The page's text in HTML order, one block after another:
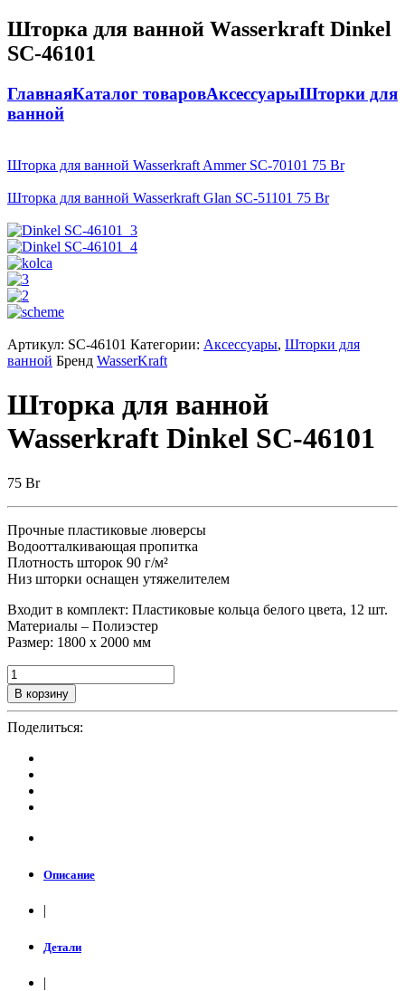
Шторка для ванной Wasserkraft Dinkel
SC-46101
ГлавнаяКаталог товаровАксессуарыШторки для
ванной
Шторка для ванной Wasserkraft Ammer SC-70101 75 Br
Шторка для ванной Wasserkraft Glan SC-51101 75 Br
Артикул: SC-46101 Категории: Аксессуары, Шторки для
ванной Бренд WasserKraft
Шторка для ванной
Wasserkraft Dinkel SC-46101
75 Br
Прочные пластиковые люверсы
Водоотталкивающая пропитка
Плотность шторок 90 г/м²
Низ шторки оснащен утяжелителем
Входит в комплект: Пластиковые кольца белого цвета, 12 шт.
Материалы – Полиэстер
Размер: 1800 х 2000 мм
В корзину
Поделиться:
Описание
|
Детали
|